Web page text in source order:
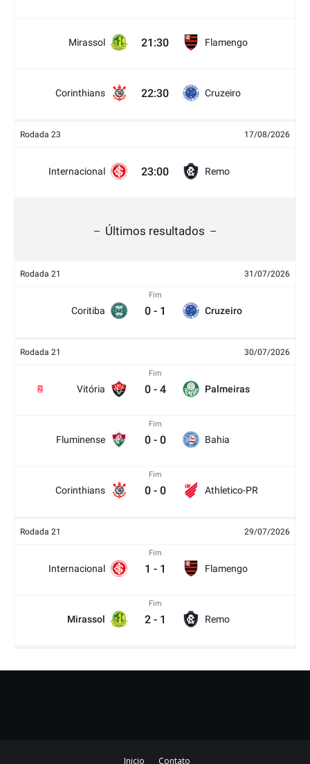
Mirassol 21:30 Flamengo
Corinthians 22:30 Cruzeiro
Rodada 23 17/08/2026
Internacional 23:00 Remo
Últimos resultados
Rodada 21 31/07/2026
Coritiba
Fim
0 - 1 Cruzeiro
Rodada 21 30/07/2026
Vitória
2
Fim
0 - 4 Palmeiras
Fluminense
Fim
0 - 0 Bahia
Corinthians
Fim
0 - 0 Athletico-PR
Rodada 21 29/07/2026
Internacional
Fim
1 - 1 Flamengo
Mirassol
Fim
2 - 1 Remo
Inicio Contato